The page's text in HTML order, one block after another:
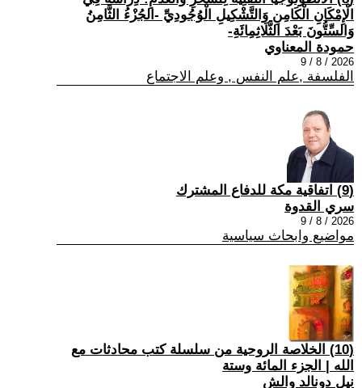
الْإِمْكَانِ الْكَامِنِ وَالتَّشْكِيلِ الْوُجُودِيِّ -الجُزْءُ الثَّامِنُ
وَالسِّتُّونَ بَعْدَ الثَّلَاثِمِائَةِ-
حمودة المعناوي
2026 / 8 / 9
الفلسفة ,علم النفس , وعلم الاجتماع
(9) اتفاقية مكة للدفاع المشترك
سري القدوة
2026 / 8 / 9
مواضيع وابحاث سياسية
(10) الخلاصة الروحية من سلسلة كتب محادثات مع
الله | الجزء المائة وستة
نيل دونالد والش